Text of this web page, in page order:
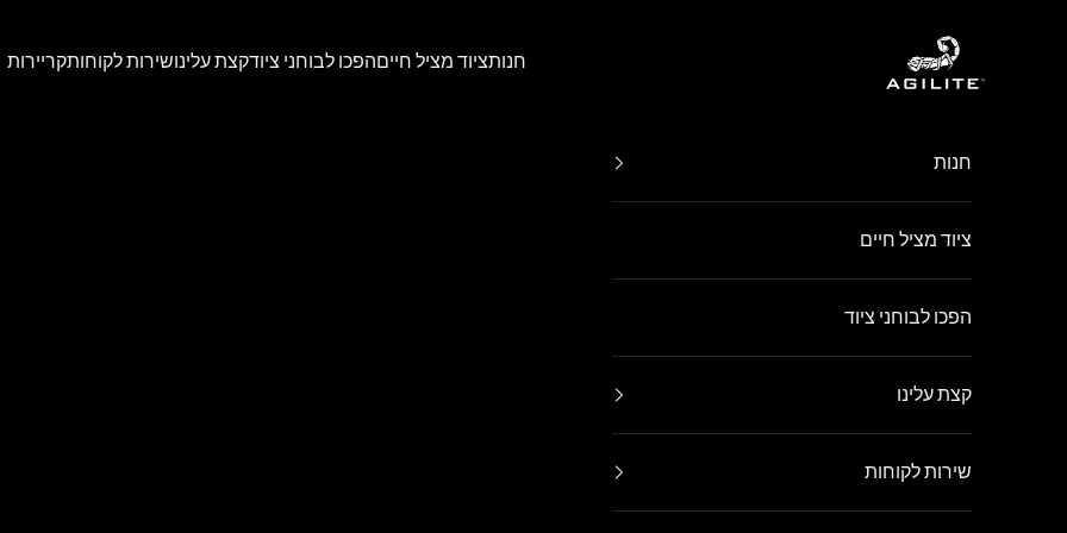
Agilite Israel
חנותציוד מציל חייםהפכו לבוחני ציודקצת עלינושירות לקוחותקריירות
חנות
ציוד מציל חיים
הפכו לבוחני ציוד
קצת עלינו
שירות לקוחות